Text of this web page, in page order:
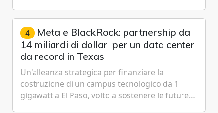
4 Meta e BlackRock: partnership da
14 miliardi di dollari per un data center
da record in Texas
Un'alleanza strategica per finanziare la
costruzione di un campus tecnologico da 1
gigawatt a El Paso, volto a sostenere le future